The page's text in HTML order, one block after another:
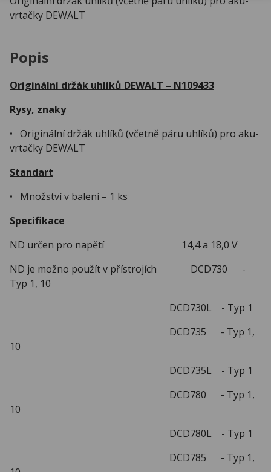
vrtačky DEWALT
Popis
Originální držák uhlíků DEWALT – N109433
Rysy, znaky
• Originální držák uhlíků (včetně páru uhlíků) pro aku-
vrtačky DEWALT
Standart
• Množství v balení – 1 ks
Specifikace
ND určen pro napětí 14,4 a 18,0 V
ND je možno použít v přístrojích DCD730 -
Typ 1, 10
DCD730L - Typ 1
DCD735 - Typ 1,
10
DCD735L - Typ 1
DCD780 - Typ 1,
10
DCD780L - Typ 1
DCD785 - Typ 1,